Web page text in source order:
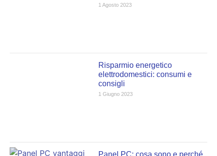
1 Agosto 2023
Risparmio energetico
elettrodomestici: consumi e
consigli
1 Giugno 2023
Panel PC: cosa sono e perché